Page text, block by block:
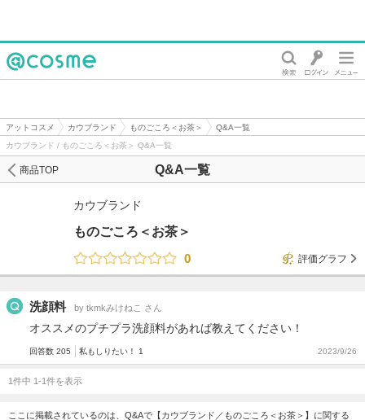
アットコスメ カウブランド ものごころ＜お茶＞
Q&A一覧
カウブランド / ものごころ＜お茶＞ Q&A一覧
Q&A一覧
商品TOP
カウブランド
ものごころ＜お茶＞
0
評価グラフ
洗顔料 by tkmkみけねこ さん
オススメのプチプラ洗顔料があれば教えてください！
回答数 205 私もしりたい！ 1 2023/9/26
1件中 1-1件を表示
ここに掲載されているのは、Q&Aで【カウブランド／ものごころ＜お茶＞】に関する